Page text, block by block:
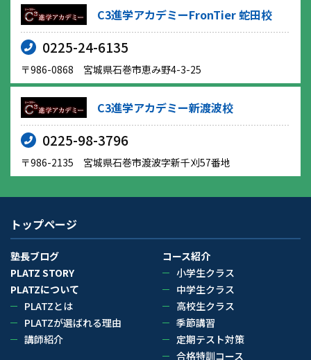
C3進学アカデミーFronTier 蛇田校
0225-24-6135
〒986-0868 宮城県石巻市恵み野4-3-25
C3進学アカデミー新渡波校
0225-98-3796
〒986-2135 宮城県石巻市渡波字新千刈57番地
トップページ
塾長ブログ
PLATZ STORY
PLATZについて
PLATZとは
PLATZが選ばれる理由
講師紹介
コース紹介
小学生クラス
中学生クラス
高校生クラス
季節講習
定期テスト対策
合格特訓コース